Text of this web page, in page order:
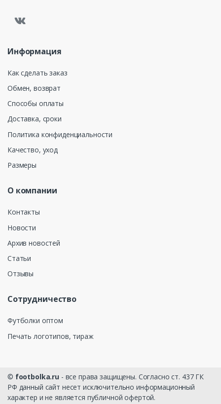
Информация
Как сделать заказ
Обмен, возврат
Способы оплаты
Доставка, сроки
Политика конфиденциальности
Качество, уход
Размеры
О компании
Контакты
Новости
Архив новостей
Статьи
Отзывы
Сотрудничество
Футболки оптом
Печать логотипов, тираж
© footbolka.ru - все права защищены. Согласно ст. 437 ГК
РФ данный сайт несет исключительно информационный
характер и не является публичной офертой.